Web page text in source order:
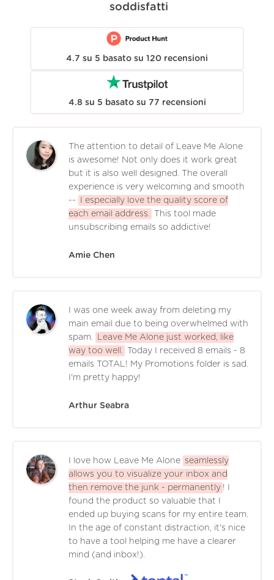
soddisfatti
4.7 su 5 basato su 120 recensioni
4.8 su 5 basato su 77 recensioni
The attention to detail of Leave Me Alone
is awesome! Not only does it work great
but it is also well designed. The overall
experience is very welcoming and smooth
--
I especially love the quality score of
each email address.
This tool made
unsubscribing emails so addictive!
Amie Chen
I was one week away from deleting my
main email due to being overwhelmed with
spam.
Leave Me Alone just worked, like
way too well.
Today I received 8 emails - 8
emails TOTAL! My Promotions folder is sad.
I'm pretty happy!
Arthur Seabra
I love how Leave Me Alone seamlessly
allows you to visualize your inbox and
then remove the junk - permanently ! I
found the product so valuable that I
ended up buying scans for my entire team.
In the age of constant distraction, it's nice
to have a tool helping me have a clearer
mind (and inbox!).